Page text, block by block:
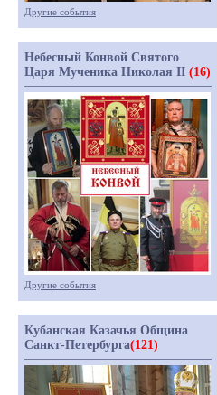
Другие события
Небесный Конвой Святого
Царя Мученика Николая II (16)
Другие события
Кубанская Казачья Община
Санкт-Петербурга(121)